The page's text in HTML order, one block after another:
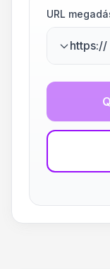
URL
https://